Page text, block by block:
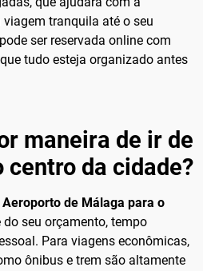
tranquila até o seu
ser reservada online com
tudo esteja organizado antes
maneira de ir de
centro da cidade?
Aeroporto de Málaga para o
seu orçamento, tempo
Para viagens econômicas,
ônibus e trem são altamente